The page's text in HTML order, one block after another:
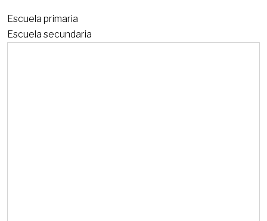
Escuela primaria
Escuela secundaria